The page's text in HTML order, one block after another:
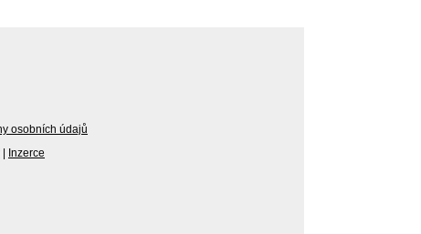
osobních údajů
| Inzerce